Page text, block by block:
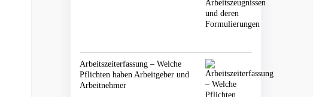
Arbeitszeiterfassung – Welche
Pflichten haben Arbeitgeber und
Arbeitnehmer